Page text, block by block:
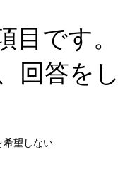
目です
回答を
希望しない